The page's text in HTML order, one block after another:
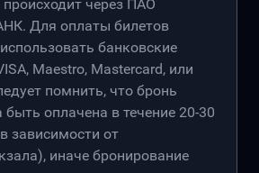
через ПАО
Для оплаты билетов
банковские
Maestro, Mastercard, или
помнить, что бронь
оплачена в течение 20-30
зависимости от
иначе бронирование